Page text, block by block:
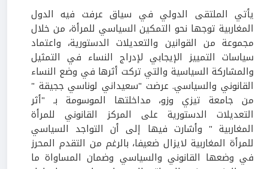
يأتي الملتقى الدولي في سياق عرفت فيه الدول
المغاربية توجها نحو التمكين السياسي للمرأة، من خلال
مجموعة من القوانين والتعديلات الدستورية، واعتماد
سياسات التمييز الإيجابي لإدراج النساء في التمثيل
والمشاركة السياسية والتي تركت أثرها في وضع النساء
القانوني والسياسي. عرضت "سعيداني لوناسي ججيقة "
من جامعة تيزي وزو، مداخلتها الموسومة بـ "أثر
التعديلات الدستورية على المركز القانوني للمرأة
المغاربية " وأشارت فيها إلى أن التواجد السياسي
للمرأة المغاربية لايزال ضعيفا، بالرغم من التقدم المحرز
في وضعها القانوني والسياسي وضمان المساواة ما